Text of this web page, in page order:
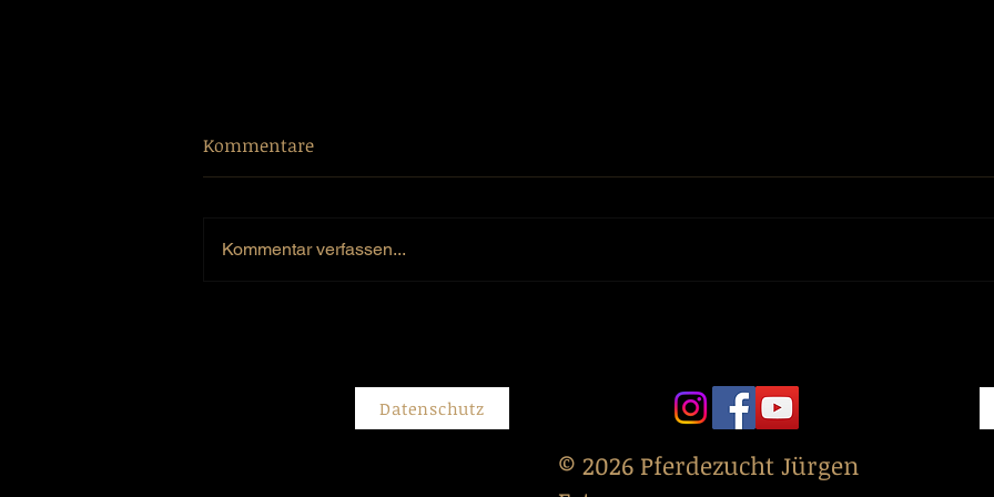
Kommentare
Kommentar verfassen...
Datenschutz
© 2026 Pferdezucht Jürgen